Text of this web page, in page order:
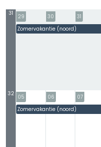
31
29
Zomervakantie (noord)
30
#
31
#
32 05
Zomervakantie (noord)
06
#
07
#